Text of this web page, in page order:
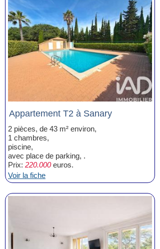
Appartement T2 à Sanary
2 pièces, de 43 m² environ,
1 chambres,
piscine,
avec place de parking, .
Prix: 220.000euros.
Voir la fiche